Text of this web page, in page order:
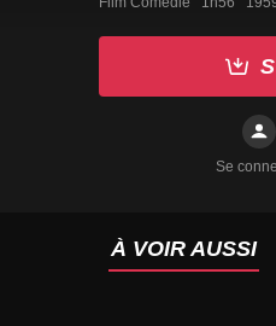
Se
À VOIR AUSSI